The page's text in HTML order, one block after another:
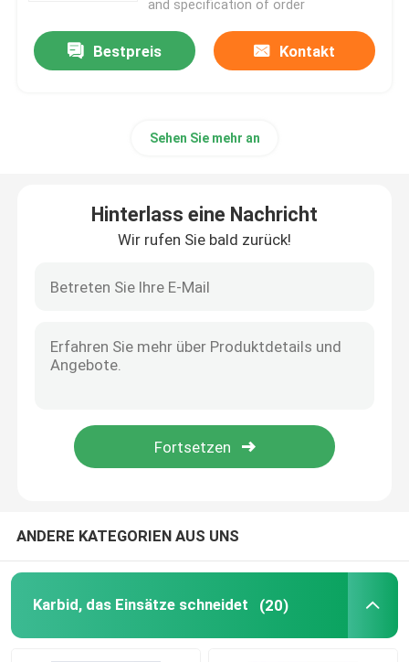
Dreheneinsätze PCD
Feste Karbid-Sägeblätter
and specification of order
Bestpreis Kontakt
Sehen Sie mehr an
Hinterlass eine Nachricht
Wir rufen Sie bald zurück!
ANDERE KATEGORIEN AUS UNS
Karbid, das Einsätze schneidet (20)